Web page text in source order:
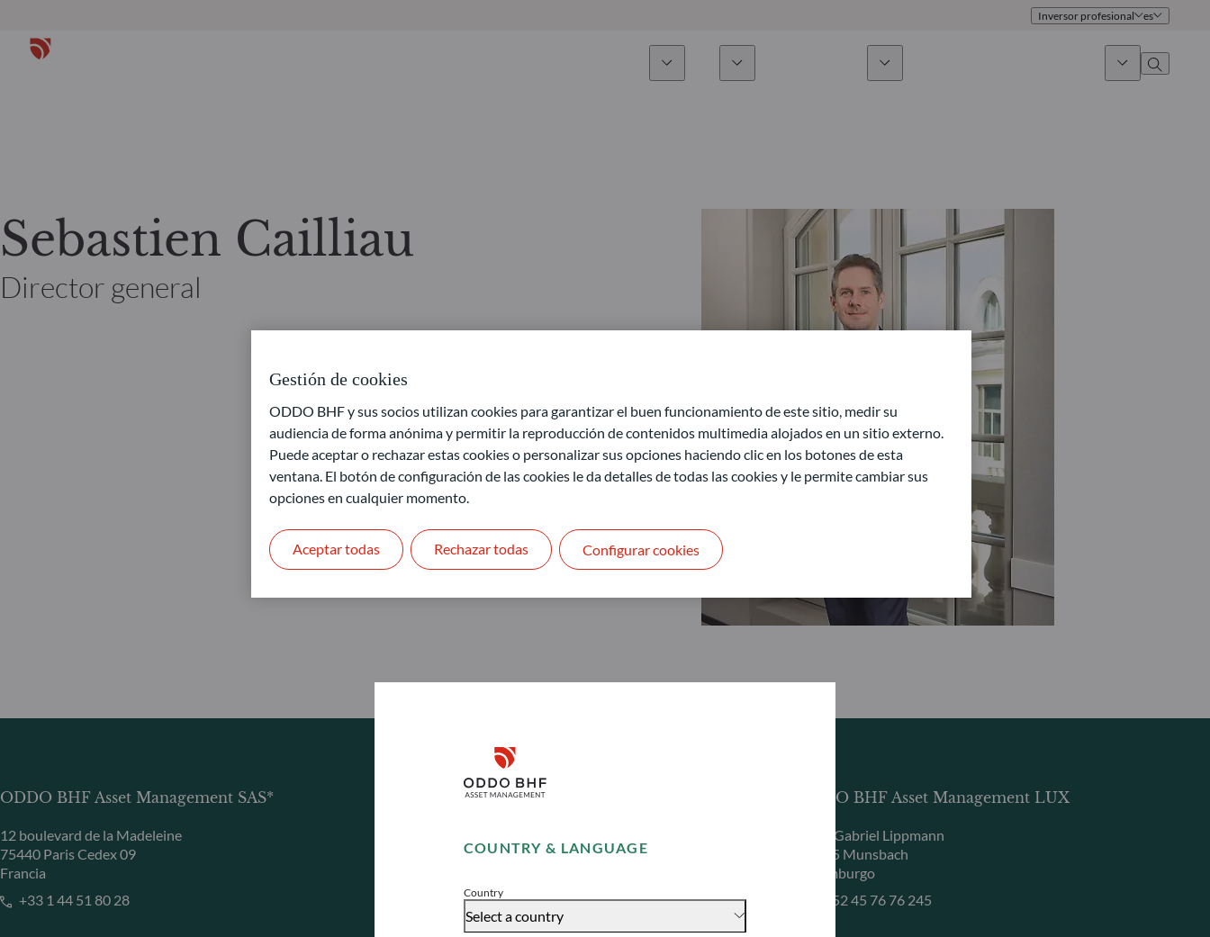
COUNTRY & LANGUAGE
Country
Select a country
Disclaimer
Accept
Inversor profesional es
Publicaciones
Sebastien Cailliau
Director general
ODDO BHF Asset Management SAS*
12 boulevard de la Madeleine
75440 Paris Cedex 09
Francia
+33 1 44 51 80 28
ODDO BHF Asset Management GmbH
40217 Düsseldorf
+49 (0) 211 239 24 01
ODDO BHF Asset Management LUX
6, rue Gabriel Lippmann
L-5365 Munsbach
Luxemburgo
+352 45 76 76 245
Gestión de cookies
ODDO BHF y sus socios utilizan cookies para garantizar el buen funcionamiento de este sitio, medir su
audiencia de forma anónima y permitir la reproducción de contenidos multimedia alojados en un sitio externo.
Puede aceptar o rechazar estas cookies o personalizar sus opciones haciendo clic en los botones de esta
ventana. El botón de configuración de las cookies le da detalles de todas las cookies y le permite cambiar sus
opciones en cualquier momento.
Rechazar todas
Aceptar todas Configurar cookies